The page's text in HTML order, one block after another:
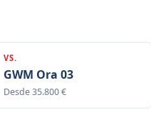
VS.
GWM Ora 03
Desde 35.800 €